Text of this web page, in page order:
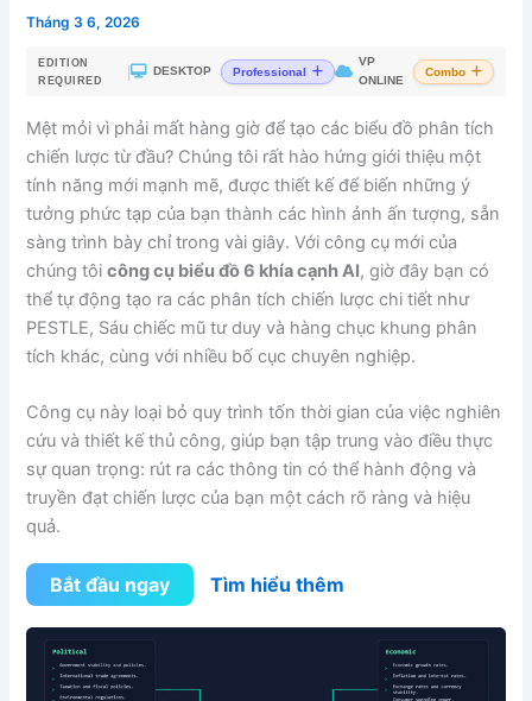
Tháng 3 6, 2026
EDITION
REQUIRED
DESKTOP Professional
VP
ONLINE
Combo
Mệt mỏi vì phải mất hàng giờ để tạo các biểu đồ phân tích
chiến lược từ đầu? Chúng tôi rất hào hứng giới thiệu một
tính năng mới mạnh mẽ, được thiết kế để biến những ý
tưởng phức tạp của bạn thành các hình ảnh ấn tượng, sẵn
sàng trình bày chỉ trong vài giây. Với công cụ mới của
chúng tôicông cụ biểu đồ 6 khía cạnh AI, giờ đây bạn có
thể tự động tạo ra các phân tích chiến lược chi tiết như
PESTLE, Sáu chiếc mũ tư duy và hàng chục khung phân
tích khác, cùng với nhiều bố cục chuyên nghiệp.
Công cụ này loại bỏ quy trình tốn thời gian của việc nghiên
cứu và thiết kế thủ công, giúp bạn tập trung vào điều thực
sự quan trọng: rút ra các thông tin có thể hành động và
truyền đạt chiến lược của bạn một cách rõ ràng và hiệu
quả.
Bắt đầu ngay Tìm hiểu thêm